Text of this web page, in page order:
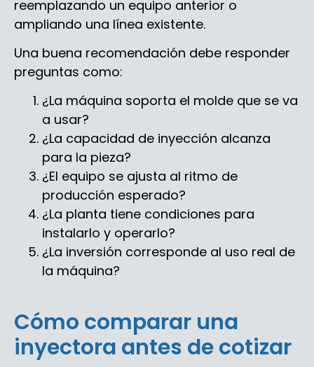
reemplazando un equipo anterior o
ampliando una línea existente.
Una buena recomendación debe responder
preguntas como:
¿La máquina soporta el molde que se va
a usar?
¿La capacidad de inyección alcanza
para la pieza?
¿El equipo se ajusta al ritmo de
producción esperado?
¿La planta tiene condiciones para
instalarlo y operarlo?
¿La inversión corresponde al uso real de
la máquina?
Cómo comparar una
inyectora antes de cotizar